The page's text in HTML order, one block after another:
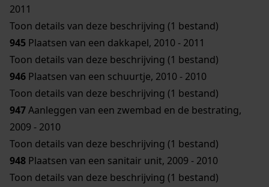
2011
Toon details van deze beschrijving (1 bestand)
945 Plaatsen van een dakkapel, 2010 - 2011
Toon details van deze beschrijving (1 bestand)
946 Plaatsen van een schuurtje, 2010 - 2010
Toon details van deze beschrijving (1 bestand)
947Aanleggen van een zwembad en de bestrating,
2009 - 2010
Toon details van deze beschrijving (1 bestand)
948 Plaatsen van een sanitair unit, 2009 - 2010
Toon details van deze beschrijving (1 bestand)